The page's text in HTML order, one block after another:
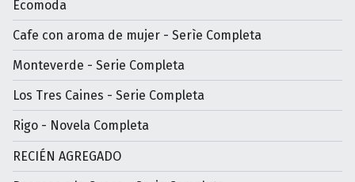
Ecomoda
Cafe con aroma de mujer - Serìe Completa
Monteverde - Serie Completa
Los Tres Caines - Serie Completa
Rigo - Novela Completa
RECIÉN AGREGADO